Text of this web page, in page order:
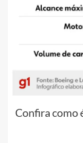
Confira como